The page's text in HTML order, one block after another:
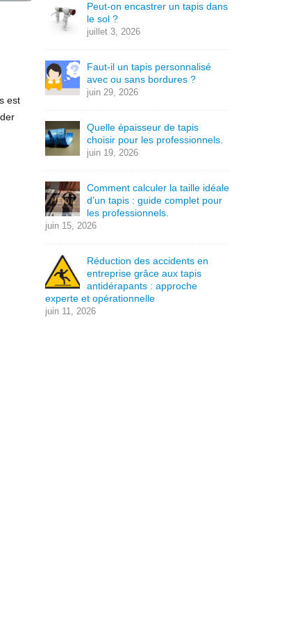
est
Peut-on encastrer un tapis dans
le sol ?
juillet 3, 2026
Faut-il un tapis personnalisé
avec ou sans bordures ?
juin 29, 2026
Quelle épaisseur de tapis
choisir pour les professionnels.
juin 19, 2026
Comment calculer la taille idéale
d’un tapis : guide complet pour
les professionnels.
juin 15, 2026
Réduction des accidents en
entreprise grâce aux tapis
antidérapants : approche
experte et opérationnelle
juin 11, 2026